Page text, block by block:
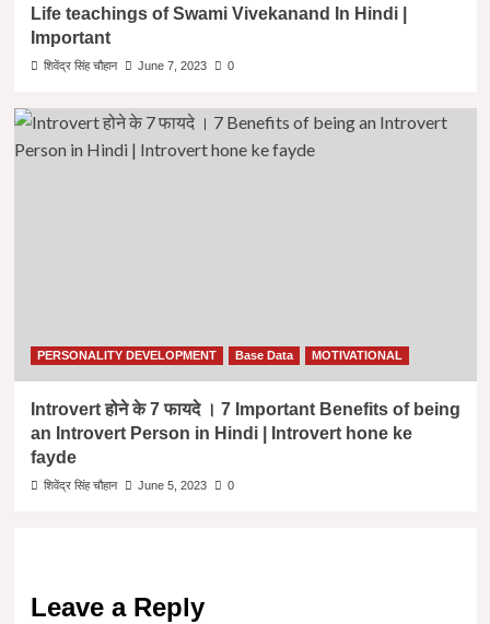
Life teachings of Swami Vivekanand In Hindi |
Important
शिवेंद्र सिंह चौहान June 7, 2023 0
PERSONALITY DEVELOPMENT Base Data MOTIVATIONAL
Introvert होने के 7 फायदे । 7 Important Benefits of being
an Introvert Person in Hindi | Introvert hone ke
fayde
शिवेंद्र सिंह चौहान June 5, 2023 0
Leave a Reply